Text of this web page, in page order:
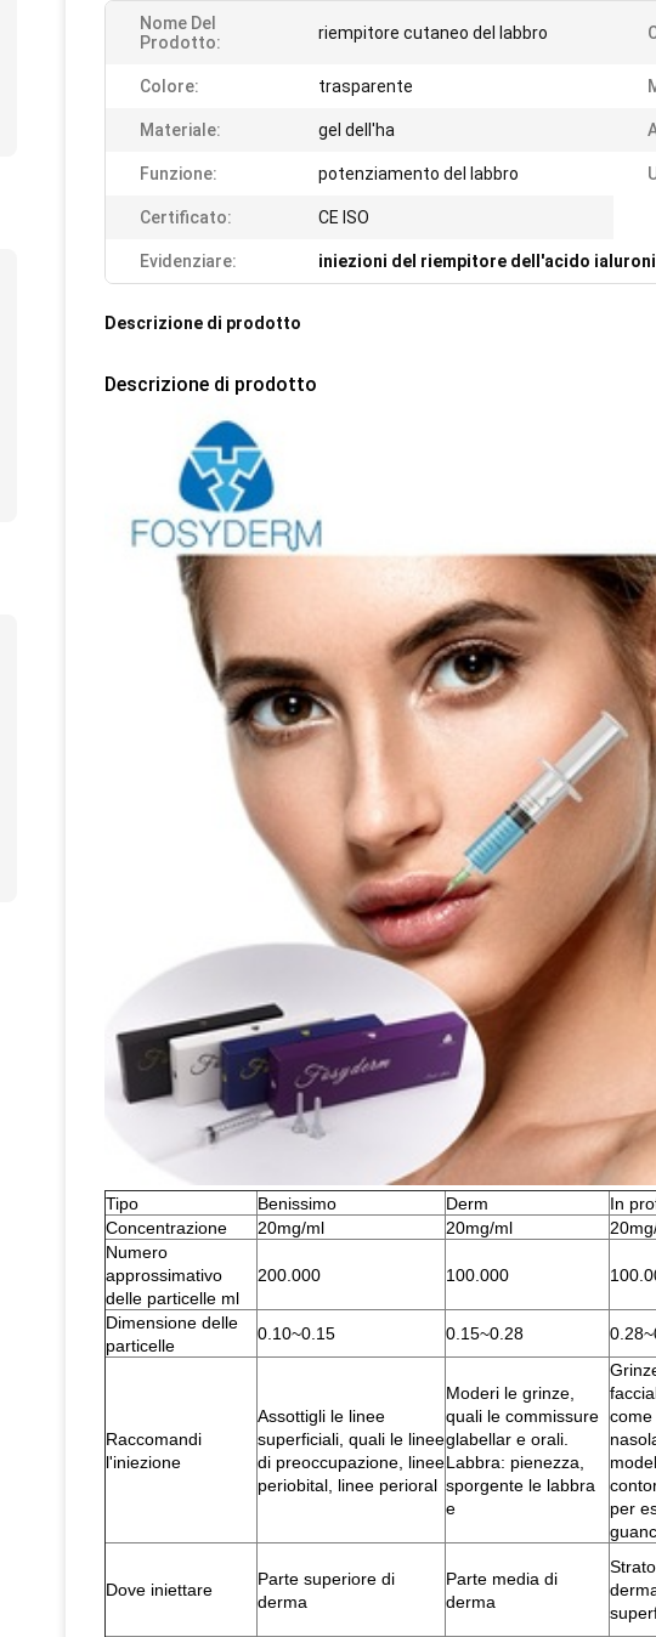
Nome Del
Prodotto:
riempitore cutaneo del labbro
Colore: trasparente
Materiale: gel dell'ha
Funzione: potenziamento del labbro
Certificato: CE ISO
Evidenziare: iniezioni del riempitore dell'acido
Descrizione di prodotto
Descrizione di prodotto
Tipo Benissimo Derm In
Concentrazione
20mg/ml 20mg/ml
Numero
approssimativo
delle particelle ml
200.000 100.000
Dimensione delle
particelle
0.10~0.15 0.15~0.28
Raccomandi
l'iniezione
Assottigli le linee
superficiali, quali le linee
di preoccupazione, linee
periobital, linee perioral
Moderi le grinze,
quali le commissure
glabellar e orali.
Labbra: pienezza,
sporgente le labbra
e
per
Dove iniettare
Parte superiore di
derma
Parte media di
derma